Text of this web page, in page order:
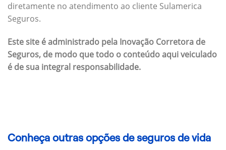
diretamente no atendimento ao cliente Sulamerica
Seguros.
Este site é administrado pela Inovação Corretora de
Seguros, de modo que todo o conteúdo aqui veiculado
é de sua integral responsabilidade.
Conheça outras opções de seguros de vida